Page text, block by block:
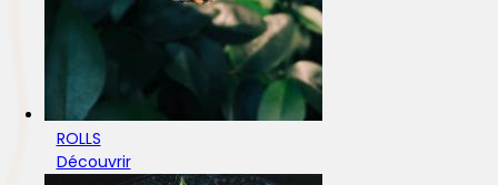
ROLLS
Découvrir